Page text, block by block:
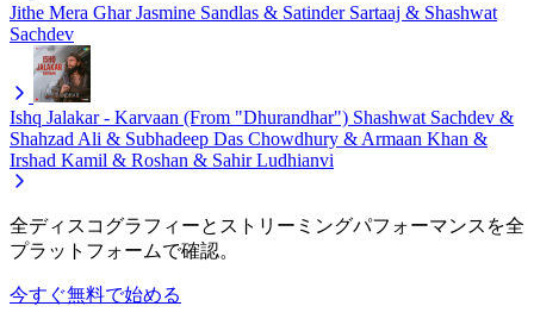
Jithe Mera Ghar Jasmine Sandlas & Satinder Sartaaj & Shashwat
Sachdev
Ishq Jalakar - Karvaan (From "Dhurandhar") Shashwat Sachdev &
Shahzad Ali & Subhadeep Das Chowdhury & Armaan Khan &
Irshad Kamil & Roshan & Sahir Ludhianvi
全ディスコグラフィーとストリーミングパフォーマンスを全
プラットフォームで確認。
今すぐ無料で始める